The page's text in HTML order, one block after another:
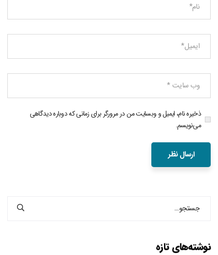
ذخیره نام، ایمیل و وبسایت من در مرورگر برای زمانی که دوباره دیدگاهی
می‌نویسم.
نوشته‌های تازه